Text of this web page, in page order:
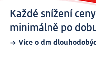
Každé snížení
minimálně po
Více o dm